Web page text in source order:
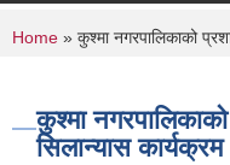
You are here
Home » कुश्मा नगरपालिकाको
कुश्मा
सिलान्यास कार्यक्रम